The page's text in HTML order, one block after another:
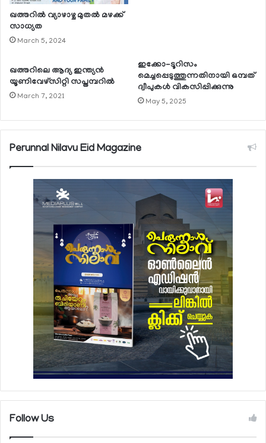
ഖത്തറില്‍ വ്യാഴാഴ്ച മുതല്‍ മഴക്ക്
സാധ്യത
March 5, 2024
ഖത്തറിലെ ആദ്യ ഇന്ത്യന്‍
യൂണിവേഴ്‌സിറ്റി സപ്തമ്പറില്‍
March 7, 2021
ഇക്കോ-ടൂറിസം
മെച്ചപ്പെടുത്തുന്നതിനായി ഒമ്പത്
ദ്വീപുകള്‍ വികസിപ്പിക്കുന്നു
May 5, 2025
Perunnal Nilavu Eid Magazine
Follow Us